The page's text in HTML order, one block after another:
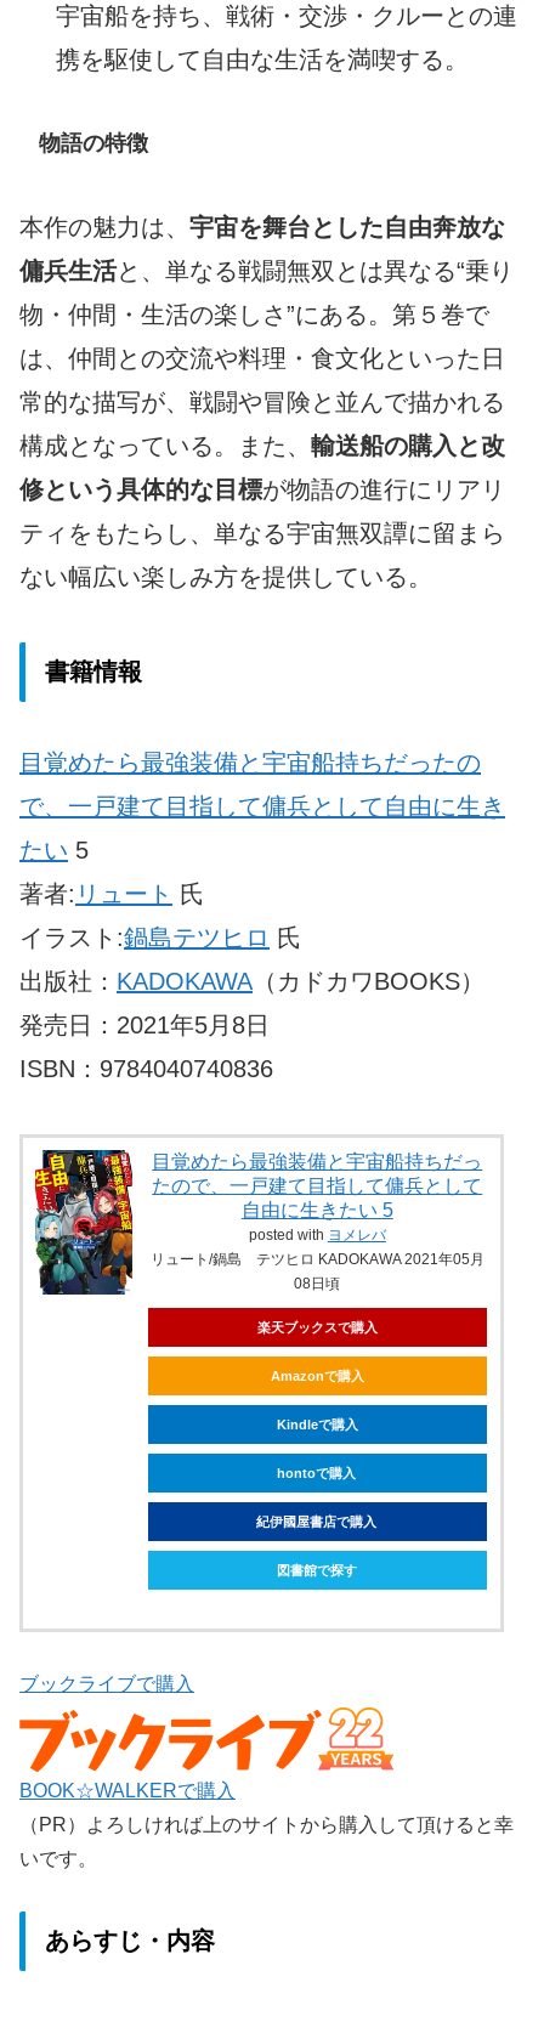
宇宙船を持ち、戦術・交渉・クルーとの連
携を駆使して自由な生活を満喫する。
物語の特徴
本作の魅力は、 宇宙を舞台とした自由奔放な
傭兵生活と、単なる戦闘無双とは異なる“乗り
物・仲間・生活の楽しさ”にある。第５巻で
は、仲間との交流や料理・食文化といった日
常的な描写が、戦闘や冒険と並んで描かれる
構成となっている。また、 輸送船の購入と改
修という具体的な目標が物語の進行にリアリ
ティをもたらし、単なる宇宙無双譚に留まら
ない幅広い楽しみ方を提供している。
書籍情報
目覚めたら最強装備と宇宙船持ちだったの
で、一戸建て目指して傭兵として自由に生き
たい 5
著者: リュート 氏
イラスト:鍋島テツヒロ 氏
出版社： KADOKAWA （カドカワBOOKS）
発売日：2021年5月8日
ISBN：9784040740836
目覚めたら最強装備と宇宙船持ちだっ
たので、一戸建て目指して傭兵として
自由に生きたい 5
posted with ヨメレバ
リュート/鍋島 テツヒロ KADOKAWA 2021年05月
08日頃
楽天ブックスで購入
Amazonで購入
Kindleで購入
hontoで購入
紀伊國屋書店で購入
図書館で探す
ブックライブで購入
BOOK☆WALKERで購入
（PR）よろしければ上のサイトから購入して頂けると幸
いです。
あらすじ・内容